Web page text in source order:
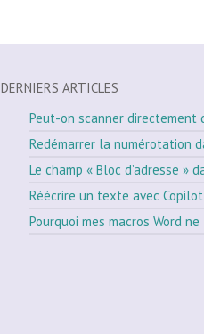
DERNIERS ARTICLES
Peut-on scanner directement
Redémarrer la numérotation
Le champ « Bloc d’adresse »
Réécrire un texte avec
Pourquoi mes macros Word